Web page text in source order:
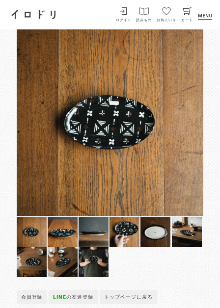
イロドリ
ログイン 読みもの お気にいり カート
会員登録 LINEの友達登録 トップページに戻る